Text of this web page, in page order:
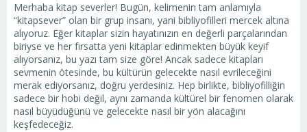
n
h
i
Merhaba kitap severler! Bugün, kelimenin tam anlamıyla
“kitapsever” olan bir grup insanı, yani bibliyofilleri mercek altına
alıyoruz. Eğer kitaplar sizin hayatınızın en değerli parçalarından
biriyse ve her fırsatta yeni kitaplar edinmekten büyük keyif
alıyorsanız, bu yazı tam size göre! Ancak sadece kitapları
sevmenin ötesinde, bu kültürün gelecekte nasıl evrileceğini
merak ediyorsanız, doğru yerdesiniz. Hep birlikte, bibliyofilliğin
sadece bir hobi değil, aynı zamanda kültürel bir fenomen olarak
nasıl büyüdüğünü ve gelecekte nasıl bir yön alacağını
keşfedeceğiz.